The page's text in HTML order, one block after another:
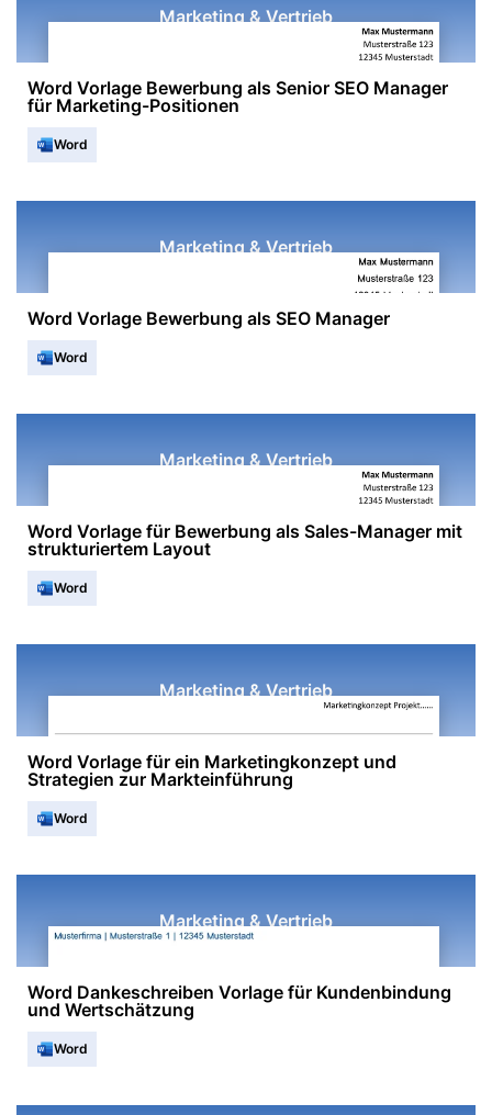
Marketing & Vertrieb
Word Vorlage Bewerbung als Senior SEO Manager
für Marketing-Positionen
Word
Marketing & Vertrieb
Word Vorlage Bewerbung als SEO Manager
Word
Marketing & Vertrieb
Word Vorlage für Bewerbung als Sales-Manager mit
strukturiertem Layout
Word
Marketing & Vertrieb
Word Vorlage für ein Marketingkonzept und
Strategien zur Markteinführung
Word
Marketing & Vertrieb
Word Dankeschreiben Vorlage für Kundenbindung
und Wertschätzung
Word